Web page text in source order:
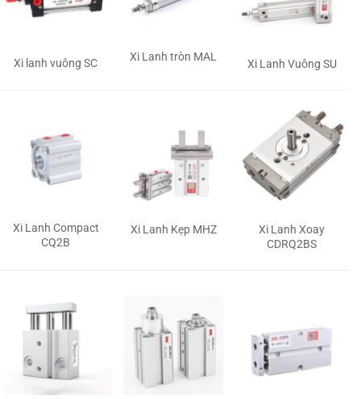
Xi lanh vuông SC Xi Lanh tròn MAL
Xi Lanh Vuông SU
Xi Lanh Compact
CQ2B
Xi Lanh Kẹp MHZ
Xi Lanh Xoay
CDRQ2BS